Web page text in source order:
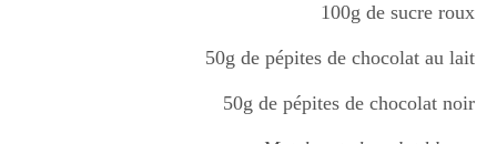
Tuto
100g de sucre roux
50g de pépites de chocolat au lait
50g de pépites de chocolat noir